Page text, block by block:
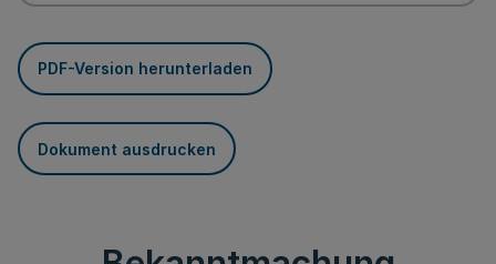
PDF-Version herunterladen
Dokument ausdrucken